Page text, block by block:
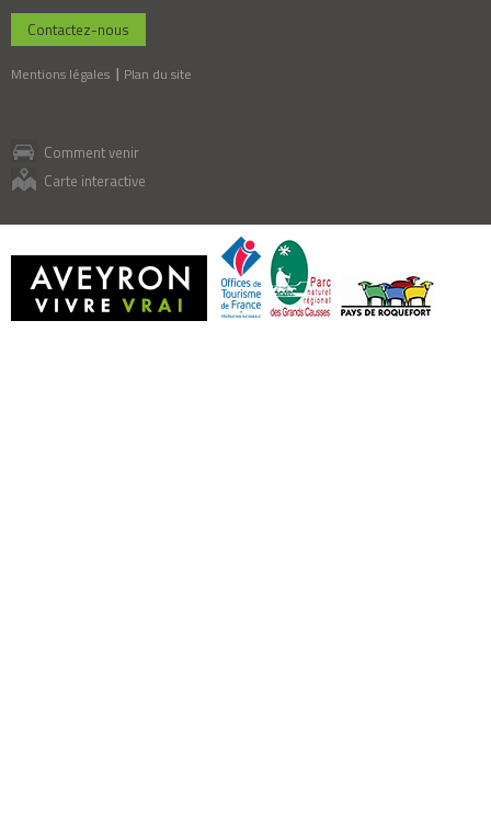
Contactez-nous
Mentions légales Plan du site
Comment venir
Carte interactive